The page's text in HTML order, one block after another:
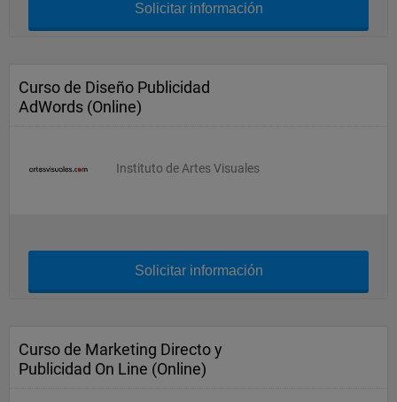
Solicitar información
Curso de Diseño Publicidad
AdWords (Online)
Instituto de Artes Visuales
Solicitar información
Curso de Marketing Directo y
Publicidad On Line (Online)